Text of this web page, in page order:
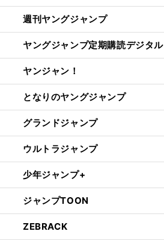
週刊ヤングジャンプ
ヤングジャンプ定期購読デジタル
ヤンジャン！
となりのヤングジャンプ
グランドジャンプ
ウルトラジャンプ
少年ジャンプ+
ジャンプTOON
ZEBRACK